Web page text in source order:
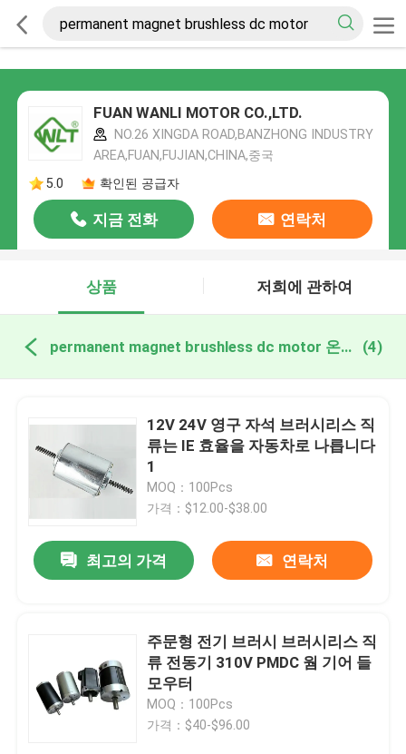
FUAN WANLI MOTOR CO.,LTD.
NO.26 XINGDA ROAD,BANZHONG INDUSTRY
AREA,FUAN,FUJIAN,CHINA,중국
5.0
확인된 공급자
지금 전화 연락처
상품 저희에 관하여
permanent magnet brushless dc motor 온라인 제조 (4)
12V 24V 영구 자석 브러시리스 직
류는 IE 효율을 자동차로 나릅니다
1
MOQ：100Pcs
가격：$12.00-$38.00
최고의 가격 연락처
주문형 전기 브러시 브러시리스 직
류 전동기 310V PMDC 웜 기어 들
모우터
MOQ：100Pcs
가격：$40-$96.00